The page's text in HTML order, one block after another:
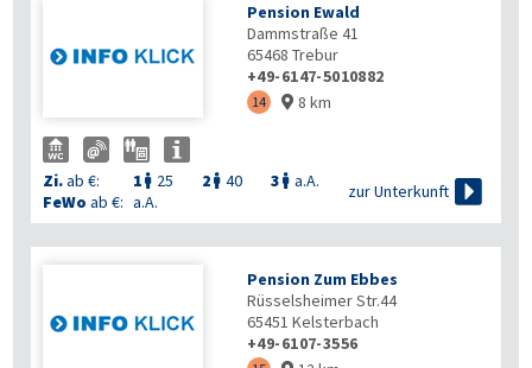
Pension Ewald
Dammstraße 41
65468 Trebur
+49-6147-5010882
14  8 km
Zi.ab €: 1  25 2  40 3  a.A.
FeWo ab €: a.A.
zur Unterkunft 
Pension Zum Ebbes
Rüsselsheimer Str.44
65451 Kelsterbach
+49-6107-3556